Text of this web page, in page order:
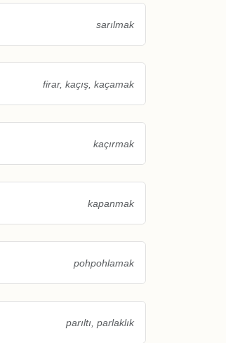
sarılmak
firar, kaçış, kaçamak
kaçırmak
kapanmak
pohpohlamak
parıltı, parlaklık